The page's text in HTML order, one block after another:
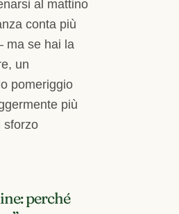
al mattino
conta più
ma se hai la
un
pomeriggio
più
sforzo
perché